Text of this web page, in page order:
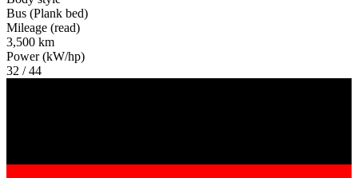
Bus (Plank bed)
Mileage (read)
3,500 km
Power (kW/hp)
32 / 44